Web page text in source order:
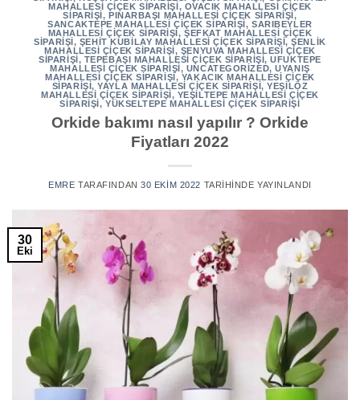
MAHALLESI ÇIÇEK SIPARIŞI, OVACIK MAHALLESI ÇIÇEK
SIPARIŞI, PINARBAŞI MAHALLESI ÇIÇEK SIPARIŞI,
SANCAKTEPE MAHALLESI ÇIÇEK SIPARIŞI,SARIBEYLER
MAHALLESI ÇIÇEK SIPARIŞI,ŞEFKAT MAHALLESI ÇIÇEK
SIPARIŞI, ŞEHIT KUBILAY MAHALLESI ÇIÇEK SIPARIŞI,ŞENLIK
MAHALLESI ÇIÇEK SIPARIŞI, ŞENYUVA MAHALLESI ÇIÇEK
SIPARIŞI, TEPEBAŞI MAHALLESI ÇIÇEK SIPARIŞI,UFUKTEPE
MAHALLESI ÇIÇEK SIPARIŞI, UNCATEGORIZED,UYANIŞ
MAHALLESI ÇIÇEK SIPARIŞI, YAKACIK MAHALLESI ÇIÇEK
SIPARIŞI,YAYLA MAHALLESI ÇIÇEK SIPARIŞI,YEŞILÖZ
MAHALLESI ÇIÇEK SIPARIŞI, YEŞILTEPE MAHALLESI ÇIÇEK
SIPARIŞI, YÜKSELTEPE MAHALLESI ÇIÇEK SIPARIŞI
Orkide bakımı nasıl yapılır ? Orkide
Fiyatları 2022
EMRE TARAFINDAN 30 EKIM 2022 TARIHINDE YAYINLANDI
30
Eki